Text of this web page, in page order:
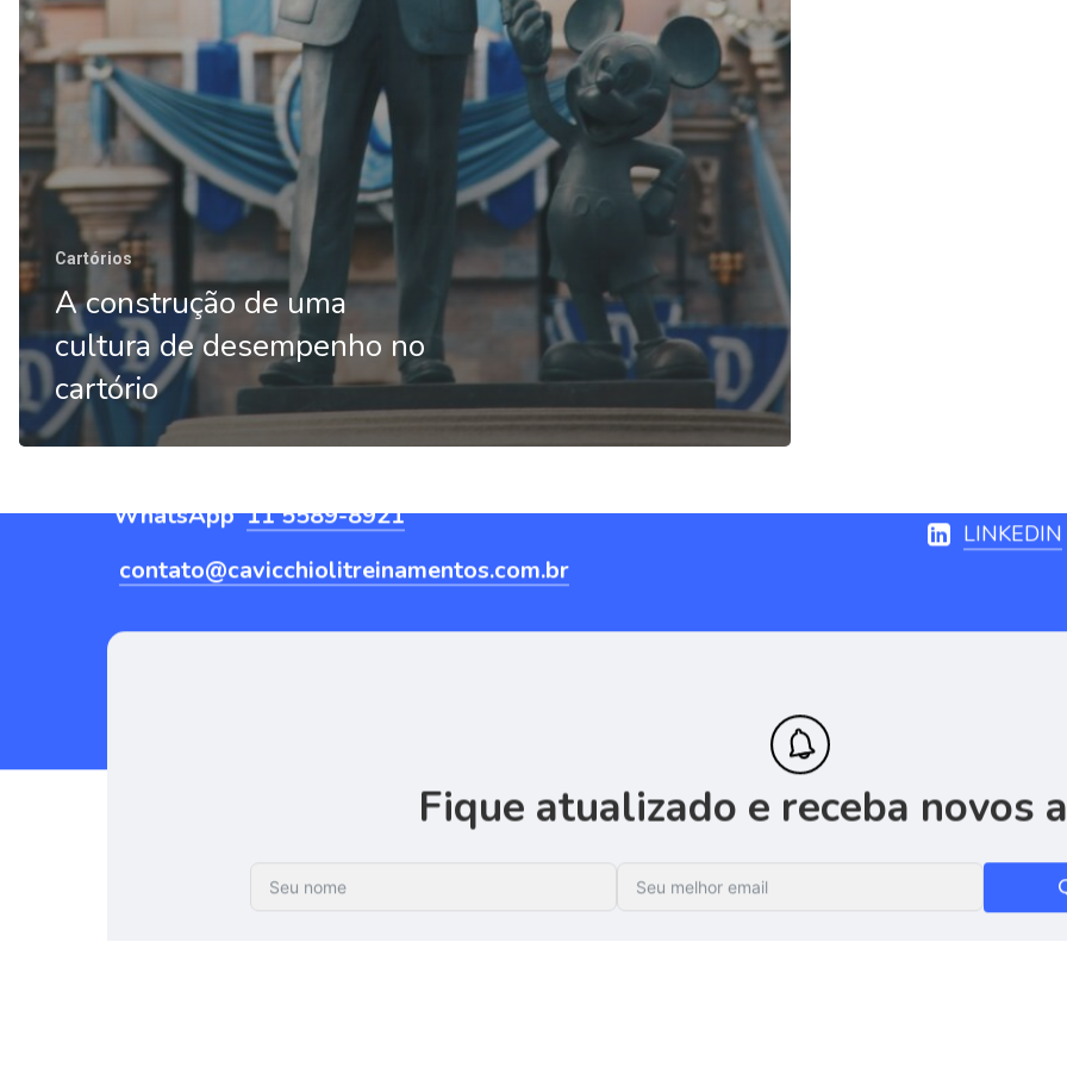
Cartórios
A construção de uma
cultura de desempenho no
cartório
Entre em contato
WhatsApp11 5589-8921
contato@cavicchiolitreinamentos.com.br
LINKEDIN
Fique atualizado e receba novos